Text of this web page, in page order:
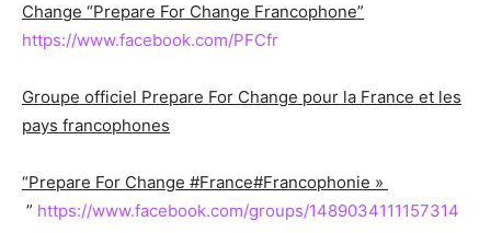
Change “Prepare For Change Francophone”
https://www.facebook.com/PFCfr
Groupe officiel Prepare For Change pour la France et les
pays francophones
“Prepare For Change #France#Francophonie »
” https://www.facebook.com/groups/1489034111157314